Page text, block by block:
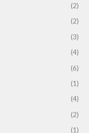
(2)
(2)
(3)
(4)
(6)
(1)
(4)
(2)
(1)